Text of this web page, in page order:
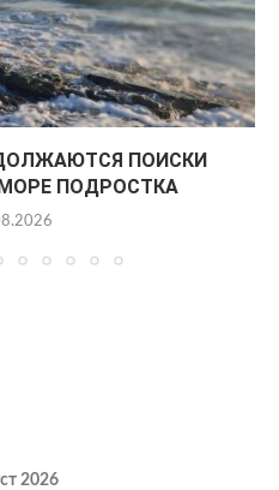
ПОИСКИ
ПОДРОСТКА
2026